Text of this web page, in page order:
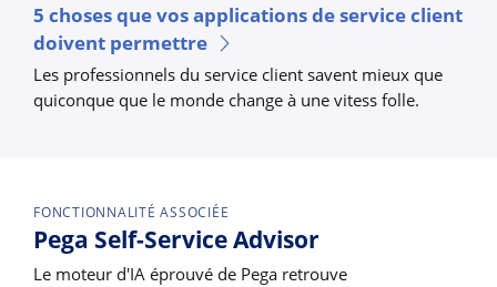
5 choses que vos applications de service client
doivent permettre
Les professionnels du service client savent mieux que
quiconque que le monde change à une vitess folle.
FONCTIONNALITÉ ASSOCIÉE
Pega Self-Service Advisor
Le moteur d'IA éprouvé de Pega retrouve